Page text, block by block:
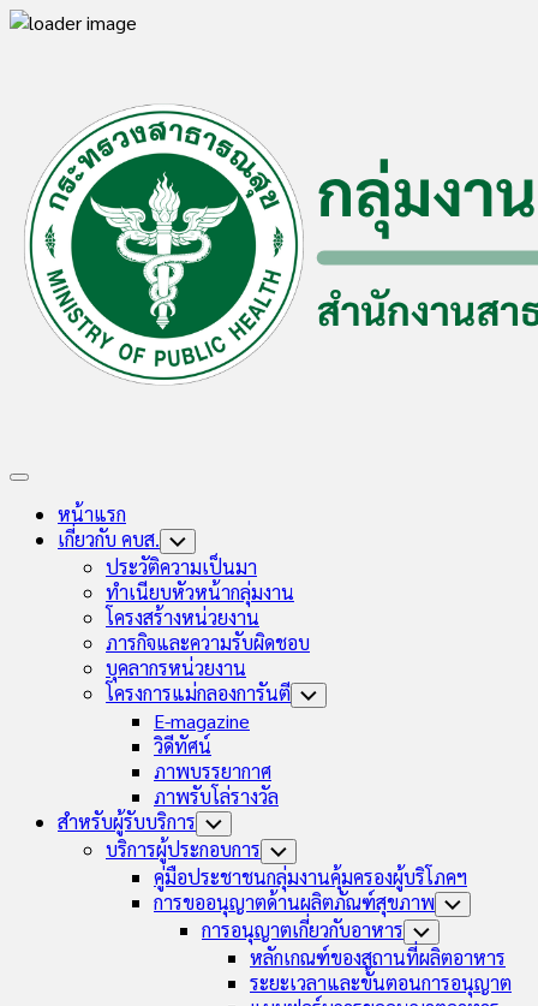
Expand
หน้าแรก
เกี่ยวกับ คบส. Toggle
Child
Menu
ประวัติความเป็นมา
ทำเนียบหัวหน้ากลุ่มงาน
โครงสร้างหน่วยงาน
ภารกิจและความรับผิดชอบ
บุคลากรหน่วยงาน
โครงการแม่กลองการันตี Toggle
E-magazine
วิดีทัศน์
ภาพบรรยากาศ
ภาพรับโล่รางวัล
สำหรับผู้รับบริการ Toggle
Child
Menu
บริการผู้ประกอบการ Toggle
Child
Menu
คู่มือประชาชนกลุ่มงานคุ้มครองผู้บริโภคฯ
การขออนุญาตด้านผลิตภัณฑ์สุขภาพ Toggle
การอนุญาตเกี่ยวกับอาหาร Toggle
Child
Menu
หลักเกณฑ์ของสถานที่ผลิตอาหาร
ระยะเวลาและขั้นตอนการอนุญาต